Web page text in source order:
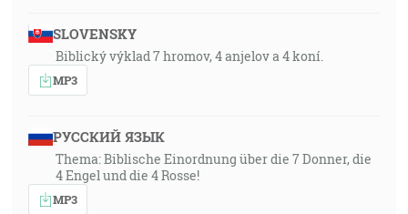
SLOVENSKY
Biblický výklad 7 hromov, 4 anjelov a 4 koní.
MP3
РУССКИЙ ЯЗЫК
Thema: Biblische Einordnung über die 7 Donner, die
4 Engel und die 4 Rosse!
MP3